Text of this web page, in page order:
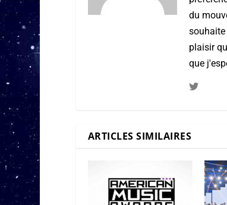
du
souhaite
plaisir
que
ARTICLES SIMILAIRES